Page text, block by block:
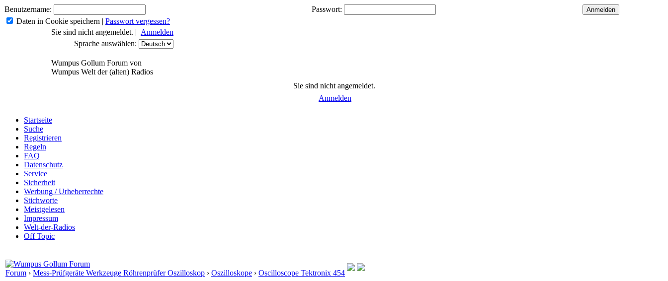
Benutzername:
Passwort:
Daten in Cookie speichern | Passwort vergessen?
Sie sind nicht angemeldet. | Anmelden
Sprache auswählen:
Wumpus Gollum Forum von
Wumpus Welt der (alten) Radios
Sie sind nicht angemeldet.
Anmelden
Startseite
Suche
Registrieren
Regeln
FAQ
Datenschutz
Service
Sicherheit
Werbung / Urheberrechte
Stichworte
Meistgelesen
Impressum
Welt-der-Radios
Off Topic
Forum › Mess-Prüfgeräte Werkzeuge Röhrenprüfer Oszilloskop › Oszilloskope › Oscilloscope Tektronix 454